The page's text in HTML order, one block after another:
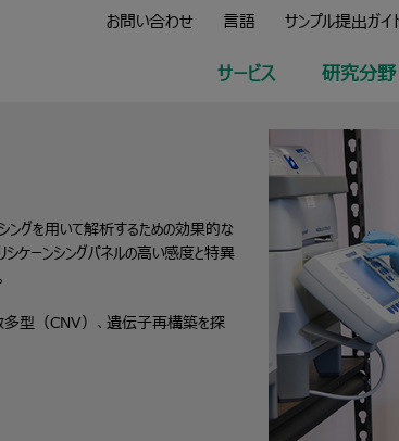
お問い合わせ 言語 サンプル提出ガイ
サービス 研究分野
ングを用いて解析するための効果的な
ケーンシングパネルの高い感度と特異
数多型（CNV）、遺伝子再構築を探